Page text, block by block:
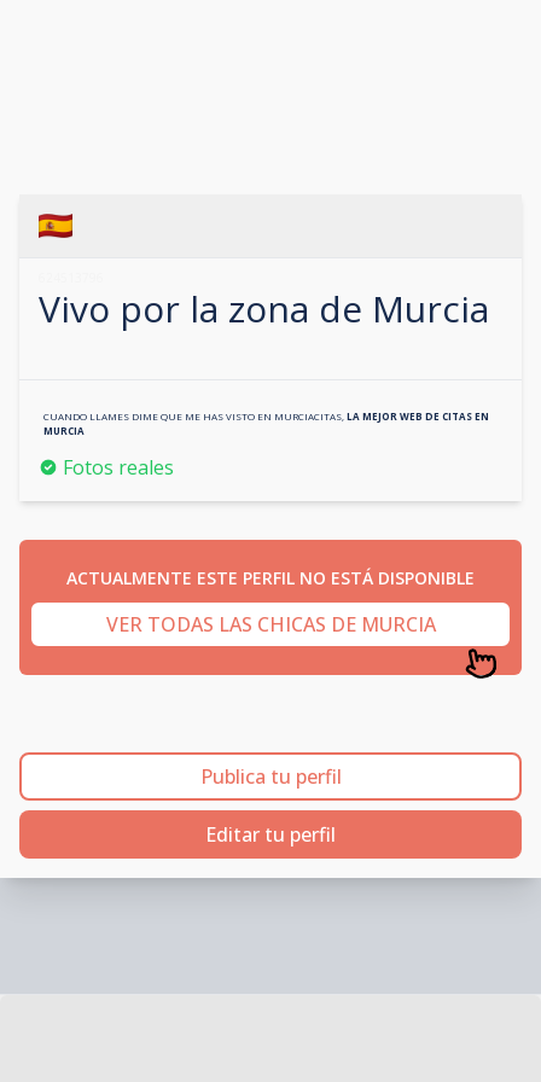
Vivo por la zona de Murcia
CUANDO LLAMES DIME QUE ME HAS VISTO EN MURCIACITAS LA MEJOR WEB DE CITAS EN
MURCIA
Fotos reales
ACTUALMENTE ESTE PERFIL NO ESTÁ DISPONIBLE
VER TODAS LAS CHICAS DE MURCIA
Publica tu perfil
Editar tu perfil